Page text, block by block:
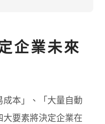
企業未來
成本」、「大量自動
要素將決定企業在